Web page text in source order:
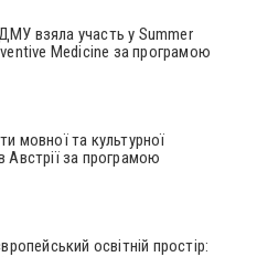
взяла участь у Summer
Medicine за програмою
мовної та культурної
Австрії за програмою
освітній простір: